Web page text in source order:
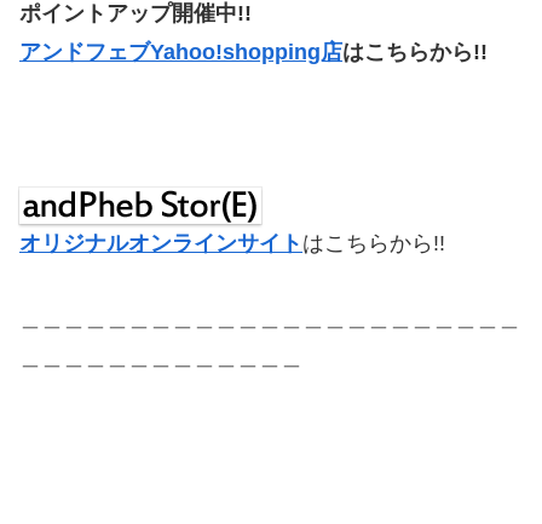
ポイントアップ開催中!!
アンドフェブYahoo!shopping店はこちらから!!
オリジナルオンラインサイト はこちらから!!